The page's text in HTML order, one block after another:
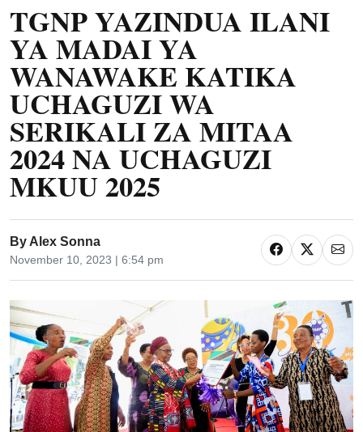
TGNP YAZINDUA ILANI
YA MADAI YA
WANAWAKE KATIKA
UCHAGUZI WA
SERIKALI ZA MITAA
2024 NA UCHAGUZI
MKUU 2025
By Alex Sonna
November 10, 2023 | 6:54 pm